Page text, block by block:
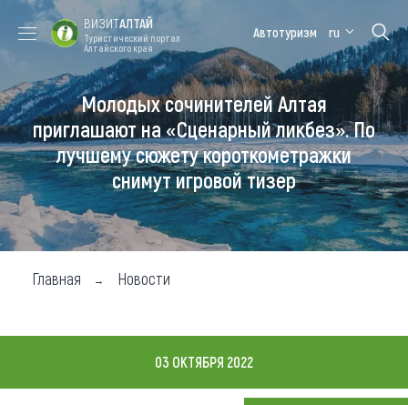
Форум VISIT
ALTAI
Цветение
маральника
Медицинский
форум
Алтайская
зимовка
Туры
Где побывать
Чем заняться
Где остановиться
ВИЗИТАЛТАЙ
Туристический портал
Алтайского края
Автотуризм ru
Молодых сочинителей Алтая
приглашают на «Сценарный ликбез». По
лучшему сюжету короткометражки
снимут игровой тизер
Главная Новости
03 ОКТЯБРЯ 2022